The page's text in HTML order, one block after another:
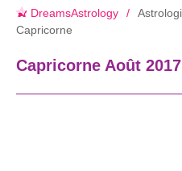
DreamsAstrology
Capricorne
Capricorne Août 2017